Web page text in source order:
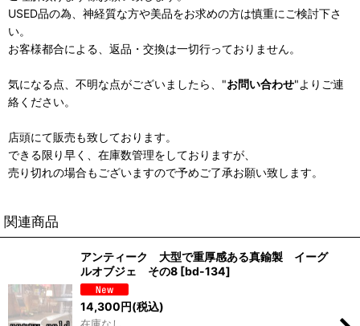
USED品の為、神経質な方や美品をお求めの方は慎重にご検討下さ
い。
お客様都合による、返品・交換は一切行っておりません。
気になる点、不明な点がございましたら、"お問い合わせ"よりご連
絡ください。
店頭にて販売も致しております。
できる限り早く、在庫数管理をしておりますが、
売り切れの場合もございますので予めご了承お願い致します。
関連商品
アンティーク 大型で重厚感ある真鍮製 イーグ
ルオブジェ その8 [bd-134]
14,300円(税込)